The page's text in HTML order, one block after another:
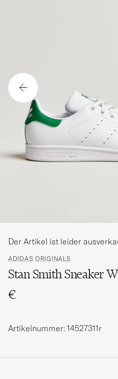
ADIDAS ORIGINALS
Stan Smith Sneaker
€
Der Artikel ist leider
Artikelnummer: 14527311r